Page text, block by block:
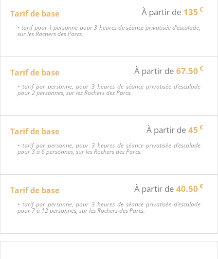
Tarif de base À partir de 135 €
• tarif pour 1 personne pour 3 heures de séance privatisée d’escalade,
sur les Rochers des Parcs.
Tarif de base À partir de 67.50 €
• tarif par personne, pour 3 heures de séance privatisée d’escalade
pour 2 personnes, sur les Rochers des Parcs.
Tarif de base À partir de 45 €
• tarif par personne, pour 3 heures de séance privatisée d’escalade
pour 3 à 6 personnes, sur les Rochers des Parcs.
Tarif de base À partir de 40.50 €
• tarif par personne, pour 3 heures de séance privatisée d’escalade
pour 7 à 12 personnes, sur les Rochers des Parcs.